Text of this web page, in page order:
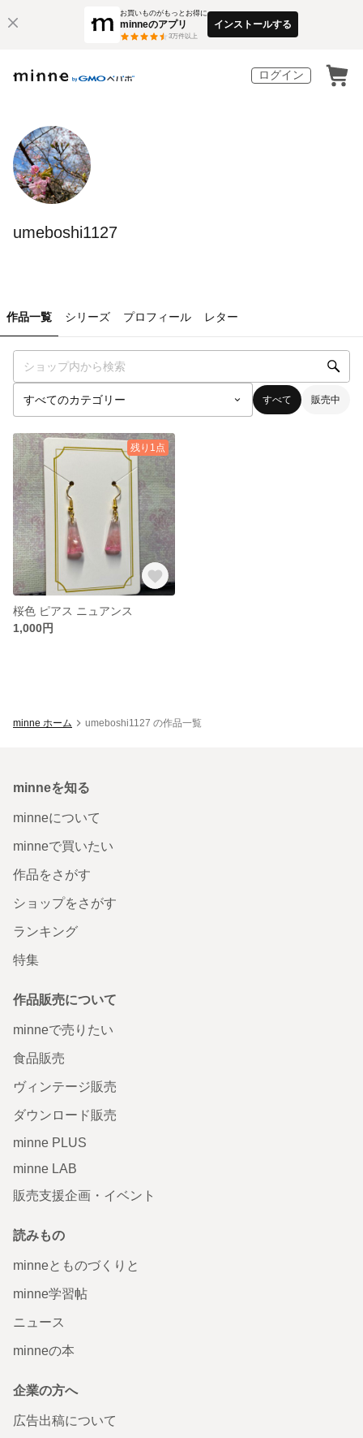
お買いものがもっとお得に
minneのアプリ
3万件以上
インストールする
ログイン
umeboshi1127
作品一覧 シリーズ プロフィール レター
すべて 販売中
残り1点
桜色 ピアス ニュアンス
1,000円
minne ホーム umeboshi1127 の作品一覧
minneを知る
minneについて
minneで買いたい
作品をさがす
ショップをさがす
ランキング
特集
作品販売について
minneで売りたい
食品販売
ヴィンテージ販売
ダウンロード販売
minne PLUS
minne LAB
販売支援企画・イベント
読みもの
minneとものづくりと
minne学習帖
ニュース
minneの本
企業の方へ
広告出稿について